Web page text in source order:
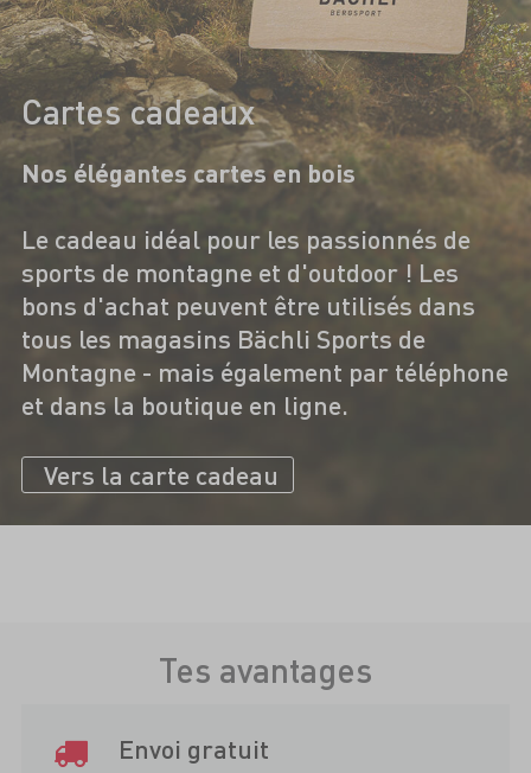
Cartes cadeaux
Nos élégantes cartes en bois
Le cadeau idéal pour les passionnés de
sports de montagne et d'outdoor ! Les
bons d'achat peuvent être utilisés dans
tous les magasins Bächli Sports de
Montagne - mais également par téléphone
et dans la boutique en ligne.
Vers la carte cadeau
Tes avantages
Envoi gratuit